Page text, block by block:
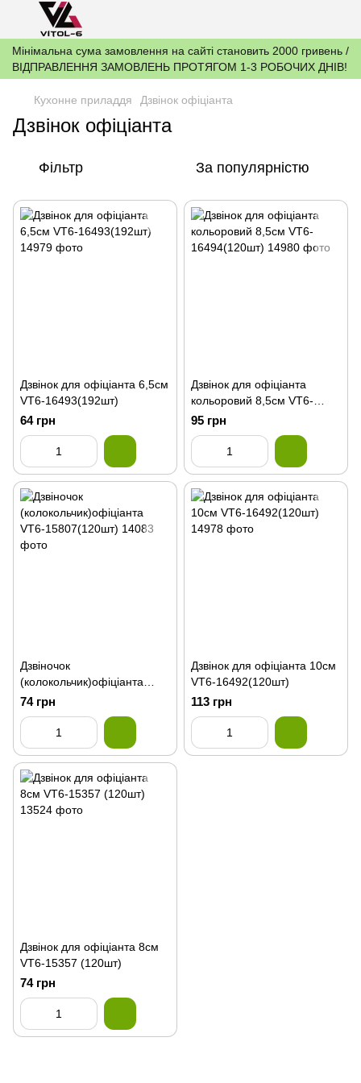
Мінімальна сума замовлення на сайті становить 2000 гривень /
ВІДПРАВЛЕННЯ ЗАМОВЛЕНЬ ПРОТЯГОМ 1-3 РОБОЧИХ ДНІВ!
Кухонне приладдя Дзвінок офіціанта
Дзвінок офіціанта
Фільтр За популярністю
Дзвінок для офіціанта 6,5см
VT6-16493(192шт)
64 грн
Дзвінок для офіціанта
кольоровий 8,5см VT6-
16494(120шт)
95 грн
Дзвіночок
(колокольчик)офіціанта
VT6-15807(120шт)
74 грн
Дзвінок для офіціанта 10см
VT6-16492(120шт)
113 грн
Дзвінок для офіціанта 8см
VT6-15357 (120шт)
74 грн